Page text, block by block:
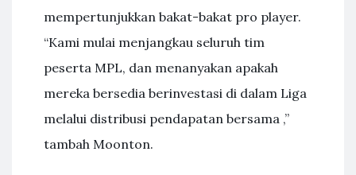
mempertunjukkan bakat-bakat pro player.
“Kami mulai menjangkau seluruh tim
peserta MPL, dan menanyakan apakah
mereka bersedia berinvestasi di dalam Liga
melalui distribusi pendapatan bersama ,”
tambah Moonton.